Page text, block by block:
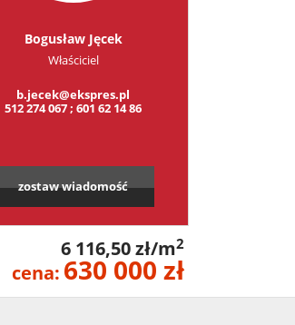
Bogusław Jęcek
Właściciel
b.jecek@ekspres.pl
512 274 067 ; 601 62 14 86
zostaw wiadomość
6 116,50 zł/m2
cena: 630 000 zł